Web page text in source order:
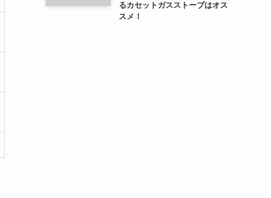
るカセットガスストーブはオス
スメ！